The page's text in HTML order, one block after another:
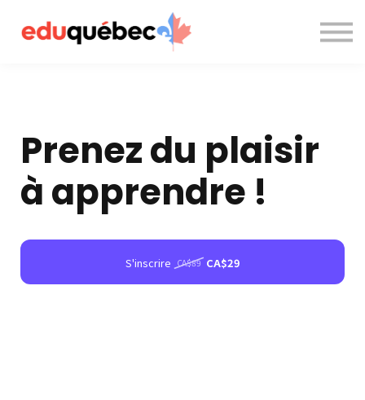
A propos de nous
Nous contacter
Prenez du plaisir
à apprendre !
S'inscrire CA$89 CA$29